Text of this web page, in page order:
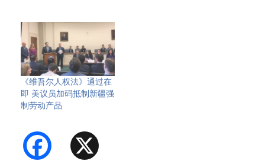
《维吾尔人权法》通过在
即 美议员加码抵制新疆强
制劳动产品
Facebook